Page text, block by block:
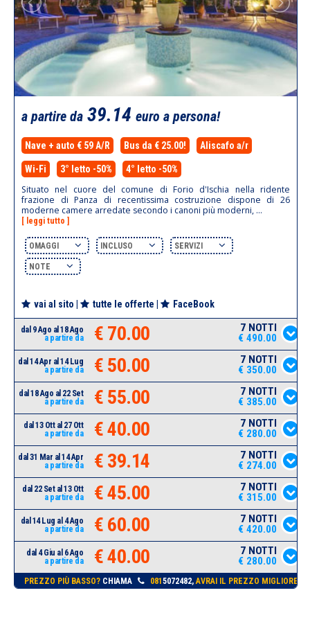
a partire da 39.14 euro a persona!
Nave + auto € 59 A/R Bus da € 25.00! Aliscafo a/r
Wi-Fi 3° letto -50% 4° letto -50%
Situato nel cuore del comune di Forio d'Ischia nella ridente
frazione di Panza di recentissima costruzione dispone di 26
moderne camere arredate secondo i canoni più moderni, ...
[ leggi tutto ]
OMAGGI INCLUSO SERVIZI
NOTE
vai al sito tutte le offerte FaceBook
dal 9 Ago al 18 Ago
a partire da
€ 70.00
7 NOTTI
€ 490.00
dal 14 Apr al 14 Lug
a partire da
€ 50.00
7 NOTTI
€ 350.00
dal 18 Ago al 22 Set
a partire da
€ 55.00
7 NOTTI
€ 385.00
dal 13 Ott al 27 Ott
a partire da
€ 40.00
7 NOTTI
€ 280.00
dal 31 Mar al 14 Apr
a partire da
€ 39.14
7 NOTTI
€ 274.00
dal 22 Set al 13 Ott
a partire da
€ 45.00
7 NOTTI
€ 315.00
dal 14 Lug al 4 Ago
a partire da
€ 60.00
7 NOTTI
€ 420.00
dal 4 Giu al 6 Ago
a partire da
€ 40.00
7 NOTTI
€ 280.00
PREZZO PIÙ BASSO?CHIAMA 081 5072482,AVRAI IL PREZZO MIGLIORE!